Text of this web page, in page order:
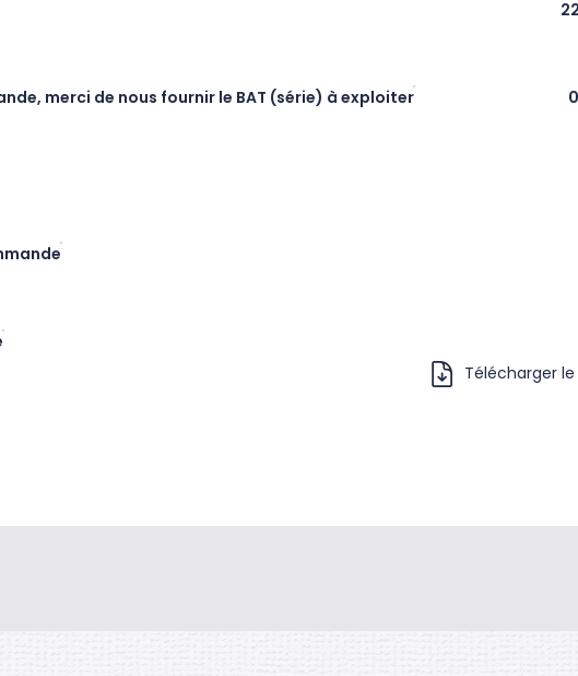
merci de nous fournir le BAT (série) à exploiter
Télécharger